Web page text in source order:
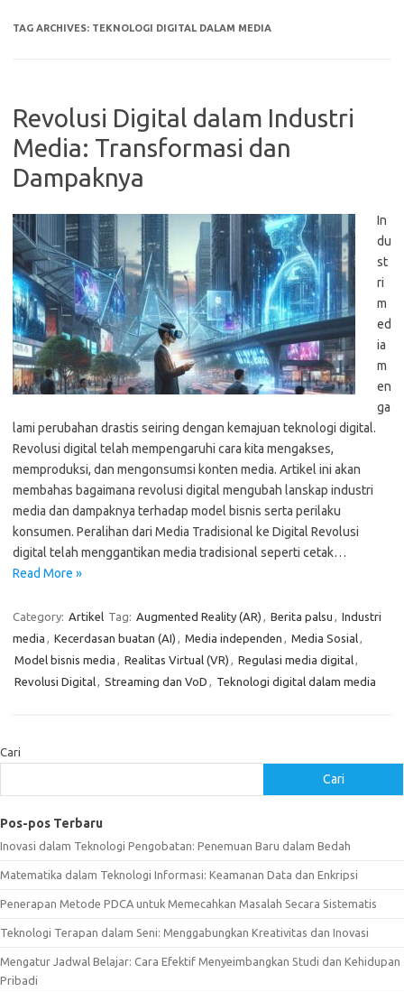
TAG ARCHIVES: TEKNOLOGI DIGITAL DALAM MEDIA
Revolusi Digital dalam Industri
Media: Transformasi dan
Dampaknya
In
du
st
ri
m
ed
ia
m
en
ga
lami perubahan drastis seiring dengan kemajuan teknologi digital.
Revolusi digital telah mempengaruhi cara kita mengakses,
memproduksi, dan mengonsumsi konten media. Artikel ini akan
membahas bagaimana revolusi digital mengubah lanskap industri
media dan dampaknya terhadap model bisnis serta perilaku
konsumen. Peralihan dari Media Tradisional ke Digital Revolusi
digital telah menggantikan media tradisional seperti cetak…
Read More »
Category: Artikel Tag: Augmented Reality (AR) , Berita palsu , Industri
media , Kecerdasan buatan (AI) , Media independen , Media Sosial,
Model bisnis media , Realitas Virtual (VR) , Regulasi media digital,
Revolusi Digital, Streaming dan VoD , Teknologi digital dalam media
Cari
Cari
Pos-pos Terbaru
Inovasi dalam Teknologi Pengobatan: Penemuan Baru dalam Bedah
Matematika dalam Teknologi Informasi: Keamanan Data dan Enkripsi
Penerapan Metode PDCA untuk Memecahkan Masalah Secara Sistematis
Teknologi Terapan dalam Seni: Menggabungkan Kreativitas dan Inovasi
Mengatur Jadwal Belajar: Cara Efektif Menyeimbangkan Studi dan Kehidupan
Pribadi